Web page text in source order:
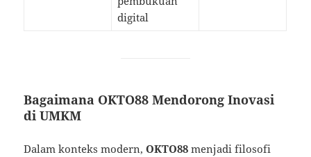
digital
Bagaimana OKTO88 Mendorong Inovasi
di UMKM
Dalam konteks modern,OKTO88 menjadi filosofi